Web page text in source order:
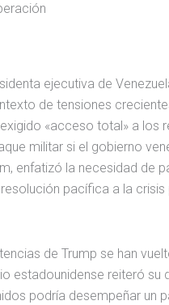
ejecutiva de
de tensiones
«acceso total» a los
militar si el gobierno
enfatizó la necesidad de
pacífica a la
de Trump se han
estadounidense reiteró
podría desempeñar un